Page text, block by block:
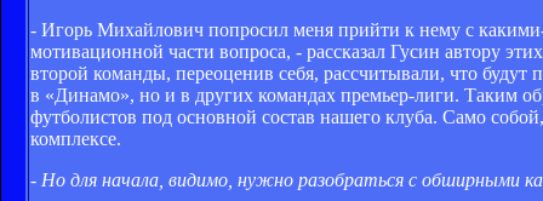
- Игорь Михайлович попросил меня прийти к нему с
мотивационной части вопроса, - рассказал Гусин автору
второй команды, переоценив себя, рассчитывали, что
в «Динамо», но и в других командах премьер-лиги. Таким
футболистов под основной состав нашего клуба. Само
комплексе.
- Но для начала, видимо, нужно разобраться с обширными